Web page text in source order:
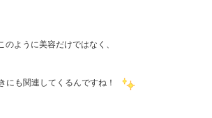
のように美容だけではなく、
にも関連してくるんですね！